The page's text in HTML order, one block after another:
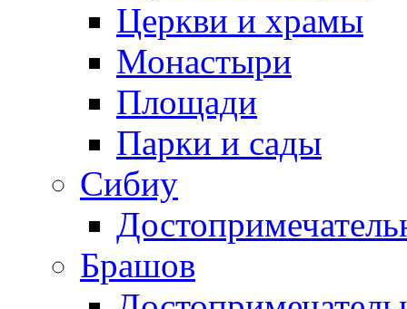
Церкви и храмы
Монастыри
Площади
Парки и сады
Сибиу
Брашов